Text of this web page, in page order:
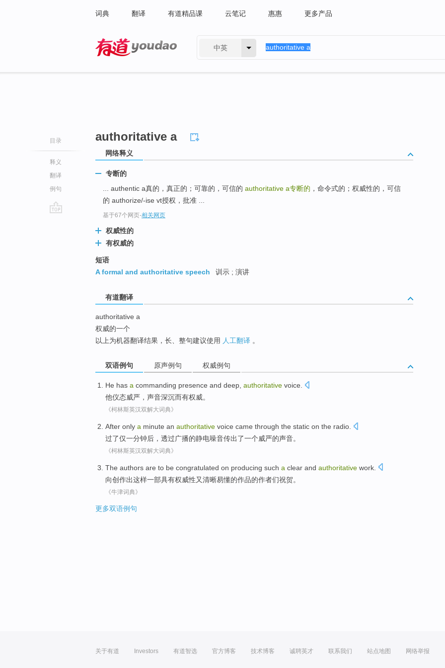
词典 翻译 有道精品课 云笔记 惠惠 更多产品
中英
目录
释义
翻译
例句
authoritative a
网络释义
专断的
... authentic a真的，真正的；可靠的，可信的 authoritative a专断的 ，命令式的；权威性的，可信
的 authorize/-ise vt授权，批准 ...
基于67个网页-相关网页
权威性的
有权威的
短语
A formal and authoritative speech
训示 ; 演讲
有道翻译
authoritative a
权威的一个
以上为机器翻译结果，长、整句建议使用 人工翻译 。
双语例句 原声例句 权威例句
He has a commanding presence and deep authoritative voice
他仪态威严，声音深沉而有权威。
《柯林斯英汉双解大词典》
After only a minute an authoritative voice came through the static on the radio
过了仅一分钟后， 透过广播的静电噪音传出了一个威严的声音。
《柯林斯英汉双解大词典》
The authors are to be congratulated on producing such a clear and authoritative work
向创作出这样一部具有权威性又清晰易懂的作品的作者们祝贺。
《牛津词典》
更多双语例句
关于有道 Investors 有道智选 官方博客 技术博客 诚聘英才 联系我们 站点地图 网络举报